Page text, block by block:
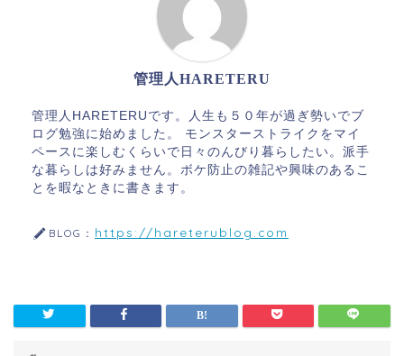
管理人HARETERU
管理人HARETERUです。人生も５０年が過ぎ勢いでブ
ログ勉強に始めました。 モンスターストライクをマイ
ペースに楽しむくらいで日々のんびり暮らしたい。派手
な暮らしは好みません。ボケ防止の雑記や興味のあるこ
とを暇なときに書きます。
BLOG： https://hareterublog.com